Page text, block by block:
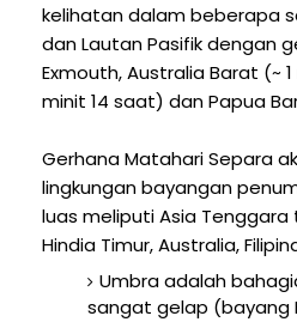
kelihatan dalam beberapa
dan Lautan Pasifik dengan
Exmouth, Australia Barat (~
minit 14 saat) dan Papua
Gerhana Matahari Separa
lingkungan bayangan
luas meliputi Asia Tenggara
Hindia Timur, Australia,
Umbra adalah
sangat gelap (bayang